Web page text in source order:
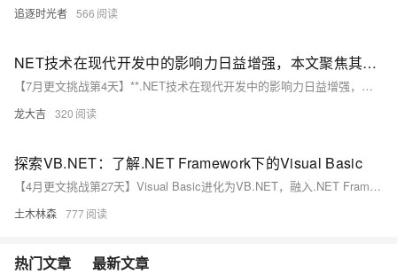
追逐时光者 566
NET技术在现代开发中的影响力日益增强，本文聚焦其核心价值，如多语言支持、强大的Visual Studio工具、丰富的类库和跨平台能力。
【7月更文挑战第4天】**.NET技术在现代开发中的影响力日益增强，本文聚焦其核心价值，如多语言支持、强大的Visual Studio工具、丰富的类库和跨平台能力。实际应用涵盖企业系统、Web、移动和游戏开发，以及云服务。面对性能挑战、容器化、AI集成及跨平台竞争，.NET持续创新，开发者应关注技术趋势，提升技能，并参与社区，共同推进技术发展。**
龙大吉 320
探索VB.NET：了解.NET Framework下的Visual Basic
【4月更文挑战第27天】Visual Basic进化为VB.NET，融入.NET Framework，提供面向对象编程、泛型、LINQ等特性。VB.NET是强类型语言，支持类型推断，通过Windows Forms和WPF构建桌面应用。广泛应用于企业级、Web和数据处理开发，是易学且功能强大的编程工具。随着.NET版本更新，VB.NET的应用仍具价值，适合初学者和资深开发者。
土木林森 777
热门文章 最新文章